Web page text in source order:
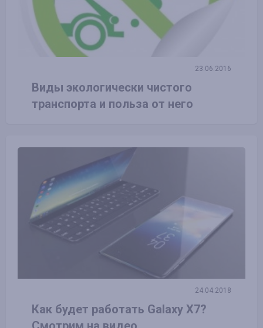
23.06.2016
Виды экологически чистого
транспорта и польза от него
24.04.2018
Как будет работать Galaxy X7?